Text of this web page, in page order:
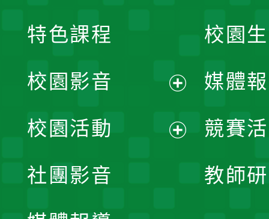
校園
媒體
競賽
教師
特色課程
校園影音
開
校園活動
社團影音